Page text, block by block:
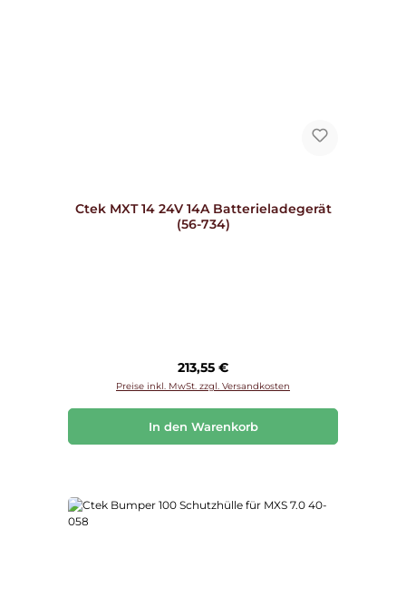
Ctek MXT 14 24V 14A Batterieladegerät
(56-734)
Regulärer Preis:
213,55 €
Preise inkl. MwSt. zzgl. Versandkosten
In den Warenkorb